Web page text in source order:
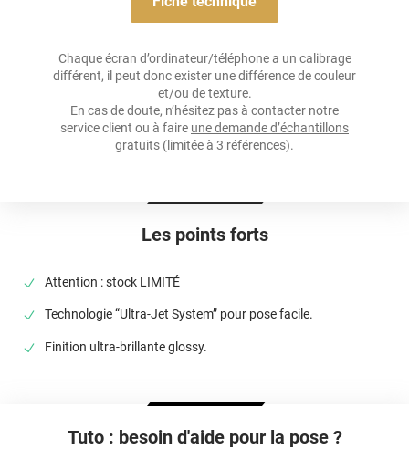
Les points forts
Attention : stock LIMITÉ
Technologie “Ultra-Jet System” pour pose facile.
Finition ultra-brillante glossy.
Épaisseur
90 µ
Température D'application
Chaque écran d’ordinateur/téléphone a un calibrage
différent, il peut donc exister une différence de couleur
et/ou de texture.
En cas de doute, n’hésitez pas à contacter notre
service client ou à faire une demande d’échantillons
gratuits (limitée à 3 références).
Tuto : besoin d'aide pour la pose ?